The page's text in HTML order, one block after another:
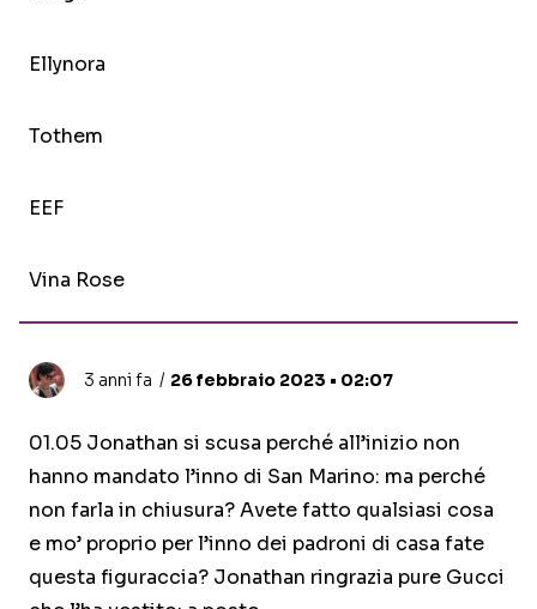
Ellynora
Tothem
EEF
Vina Rose
3 anni fa 26 febbraio 2023 • 02:07
01.05 Jonathan si scusa perché all’inizio non
hanno mandato l’inno di San Marino: ma perché
non farla in chiusura? Avete fatto qualsiasi cosa
e mo’ proprio per l’inno dei padroni di casa fate
questa figuraccia? Jonathan ringrazia pure Gucci